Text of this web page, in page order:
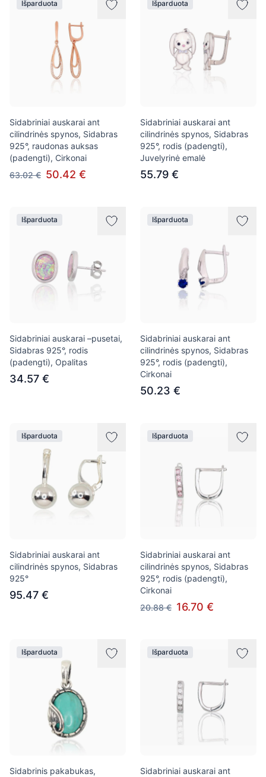
Išparduota
Sidabriniai auskarai ant
cilindrinės spynos, Sidabras
925°, raudonas auksas
(padengti), Cirkonai
63.02 € 50.42 €
Išparduota
Sidabriniai auskarai ant
cilindrinės spynos, Sidabras
925°, rodis (padengti),
Juvelyrinė emalė
55.79 €
Išparduota
Sidabriniai auskarai –pusetai,
Sidabras 925°, rodis
(padengti), Opalitas
34.57 €
Išparduota
Sidabriniai auskarai ant
cilindrinės spynos, Sidabras
925°, rodis (padengti),
Cirkonai
50.23 €
Išparduota
Sidabriniai auskarai ant
cilindrinės spynos, Sidabras
925°
95.47 €
Išparduota
Sidabriniai auskarai ant
cilindrinės spynos, Sidabras
925°, rodis (padengti),
Cirkonai
20.88 € 16.70 €
Išparduota
Sidabrinis pakabukas,
Išparduota
Sidabriniai auskarai ant